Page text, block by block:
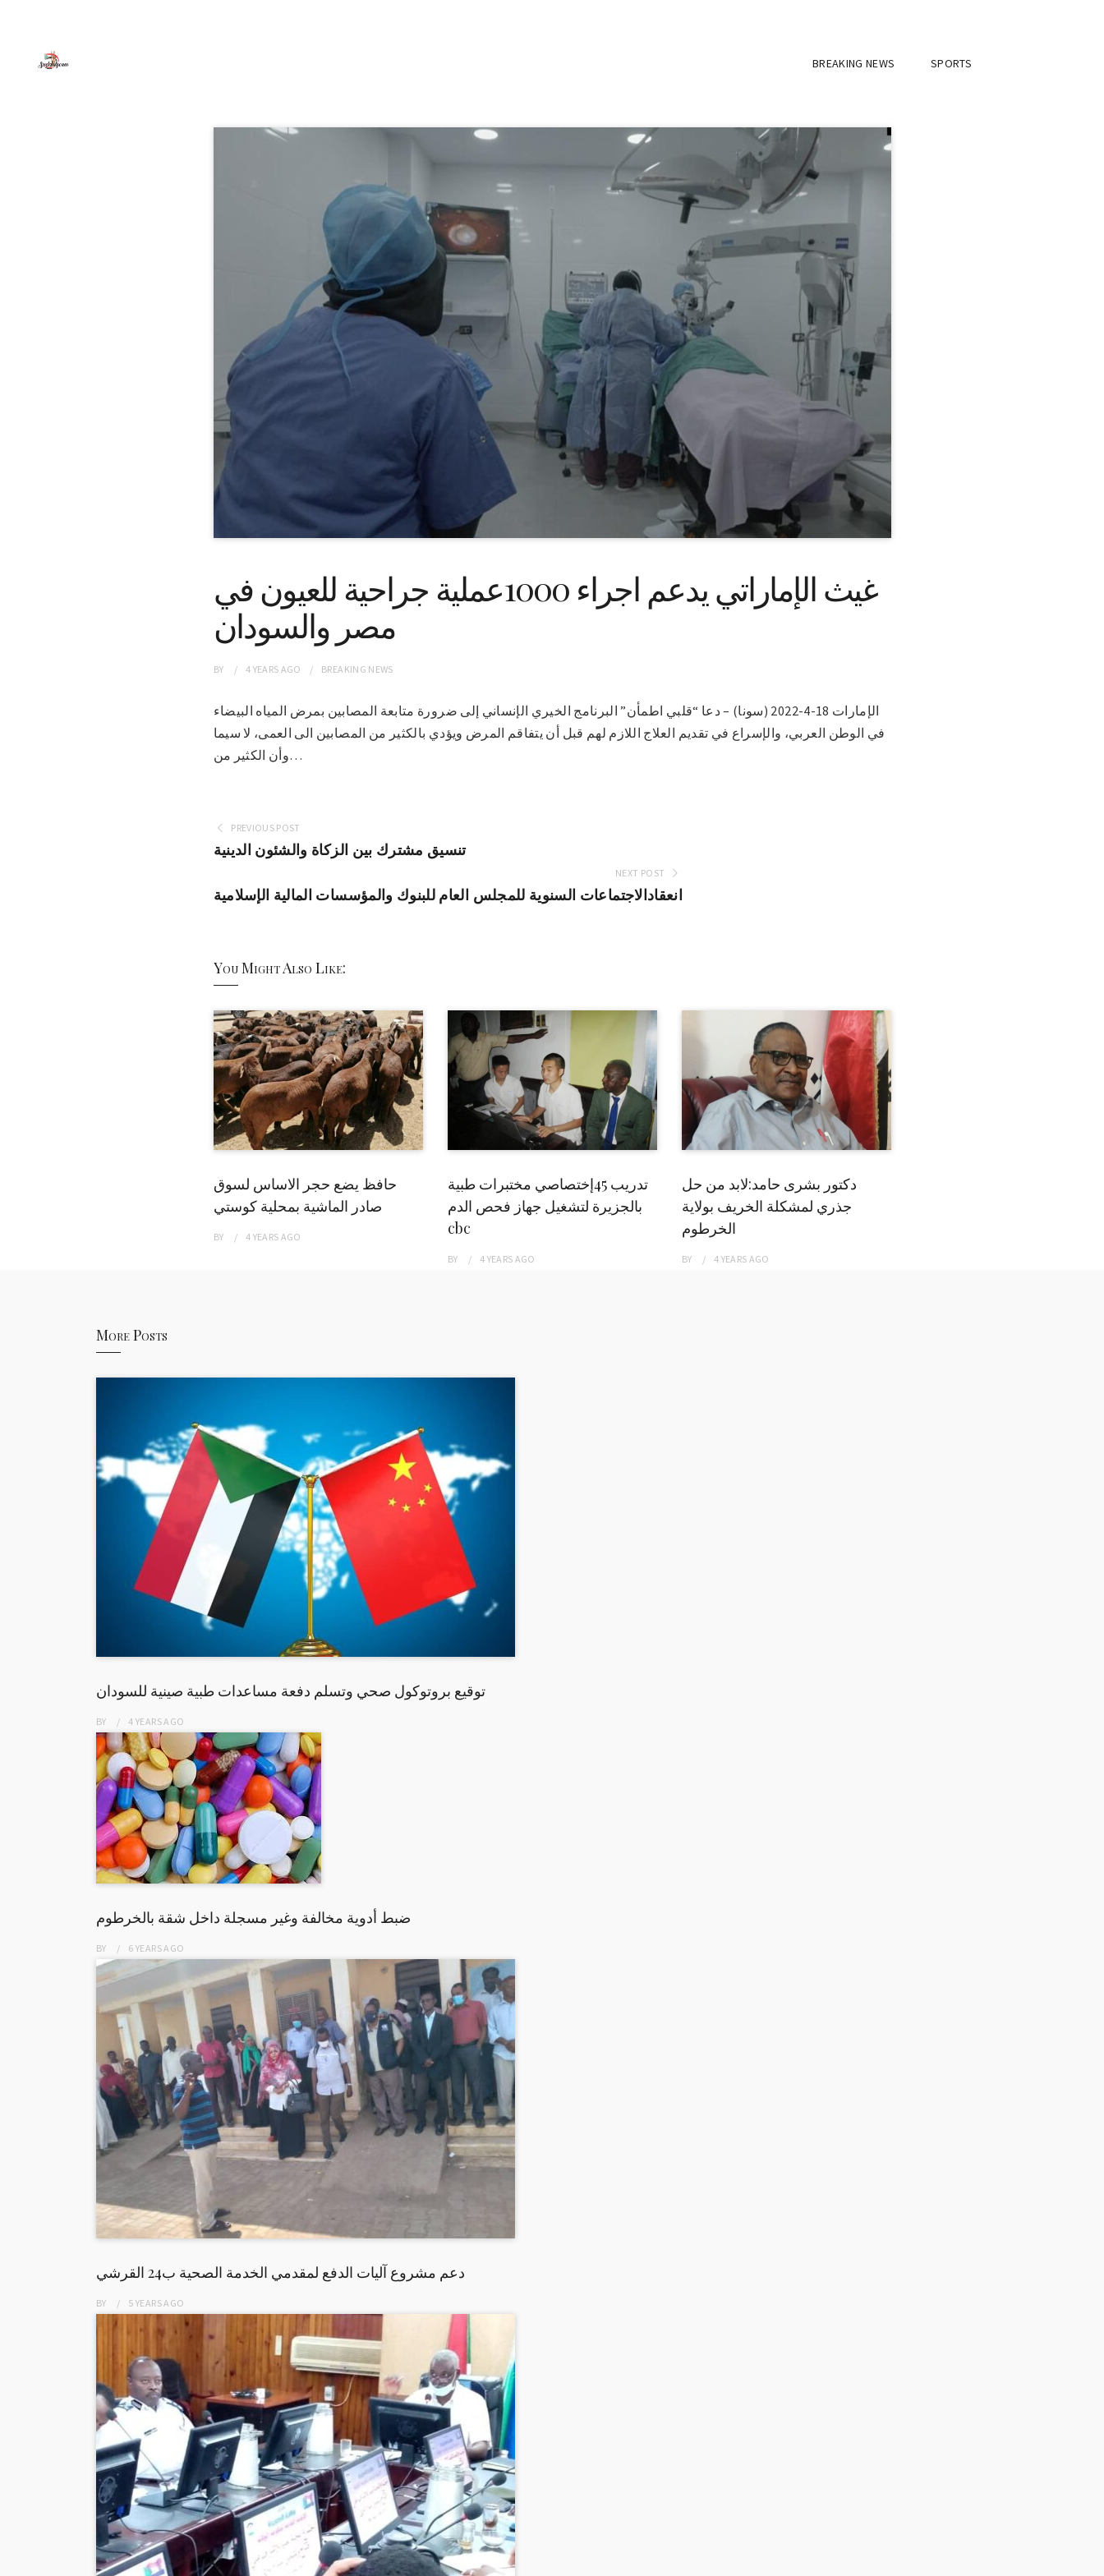
BREAKING NEWS SPORTS
غيث الإماراتي يدعم اجراء 1000عملية جراحية للعيون في
مصر والسودان
BY 4 YEARS AGO BREAKING NEWS
الإمارات 18-4-2022 (سونا) – دعا “قلبي اطمأن” البرنامج الخيري الإنساني إلى ضرورة متابعة المصابين بمرض المياه البيضاء
في الوطن العربي، والإسراع في تقديم العلاج اللازم لهم قبل أن يتفاقم المرض ويؤدي بالكثير من المصابين الى العمى، لا سيما
وأن الكثير من…
PREVIOUS POST
تنسيق مشترك بين الزكاة والشئون الدينية
NEXT POST
انعقادالاجتماعات السنوية للمجلس العام للبنوك والمؤسسات المالية الإسلامية
You Might Also Like:
حافظ يضع حجر الاساس لسوق
صادر الماشية بمحلية كوستي
BY 4 YEARS AGO
تدريب 45إختصاصي مختبرات طبية
بالجزيرة لتشغيل جهاز فحص الدم
cbc
BY 4 YEARS AGO
دكتور بشرى حامد:لابد من حل
جذري لمشكلة الخريف بولاية
الخرطوم
BY 4 YEARS AGO
More Posts
توقيع بروتوكول صحي وتسلم دفعة مساعدات طبية صينية للسودان
BY 4 YEARSAGO
ضبط أدوية مخالفة وغير مسجلة داخل شقة بالخرطوم
BY 6 YEARSAGO
دعم مشروع آليات الدفع لمقدمي الخدمة الصحية ب24 القرشي
BY 5 YEARSAGO